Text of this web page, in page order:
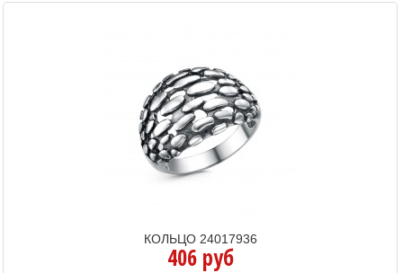
КОЛЬЦО 24017936
406 руб